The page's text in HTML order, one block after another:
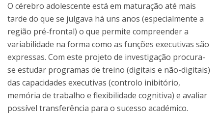
O cérebro adolescente está em maturação até mais
tarde do que se julgava há uns anos (especialmente a
região pré-frontal) o que permite compreender a
variabilidade na forma como as funções executivas são
expressas. Com este projeto de investigação procura-
se estudar programas de treino (digitais e não-digitais)
das capacidades executivas (controlo inibitório,
memória de trabalho e flexibilidade cognitiva) e avaliar
possível transferência para o sucesso académico.